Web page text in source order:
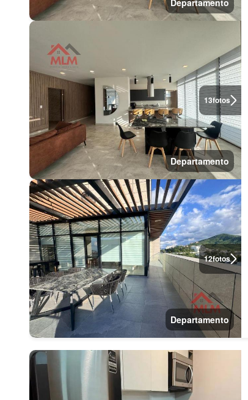
Departamento
13fotos
Departamento
12fotos
Departamento